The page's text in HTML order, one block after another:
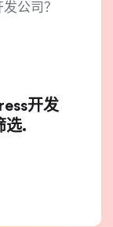
开发
选.